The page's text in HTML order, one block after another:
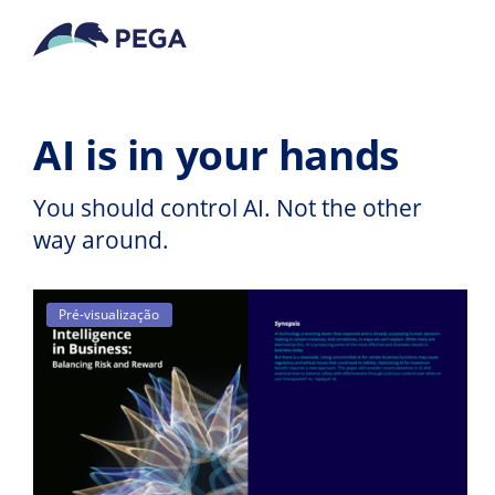
AI is in your hands
You should control AI. Not the other
way around.
Pré-visualização